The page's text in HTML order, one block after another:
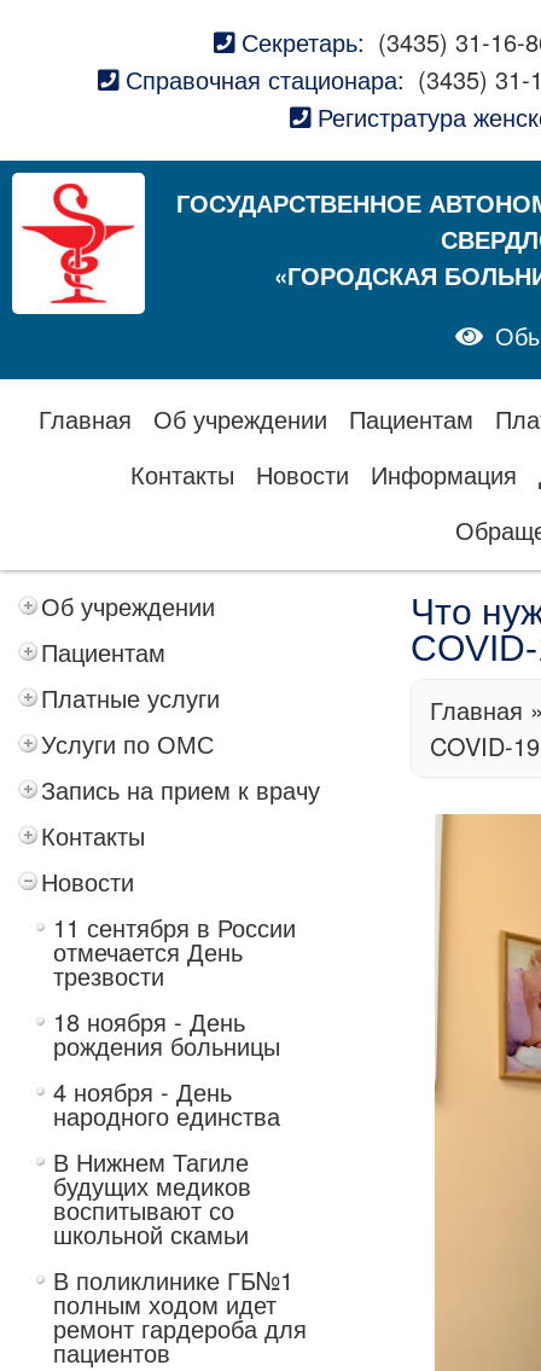
Секретарь: (3435) 31-16-
Справочная стационара: (3435) 31-
Регистратура
ГОСУДАРСТВЕННОЕ
«ГОРОДСКАЯ
Главная Об учреждении Пациентам
Контакты
Новости Информация
Об учреждении
Пациентам
Платные услуги
Услуги по ОМС
Запись на прием к врачу
Контакты
Новости
11 сентября в России
отмечается День
трезвости
18 ноября - День
рождения больницы
4 ноября - День
народного единства
В Нижнем Тагиле
будущих медиков
воспитывают со
школьной скамьи
В поликлинике ГБ№1
полным ходом идет
ремонт гардероба для
пациентов
Что
Главная
COVID-19